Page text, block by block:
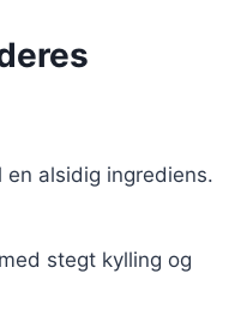
alsidig ingrediens.
stegt kylling og